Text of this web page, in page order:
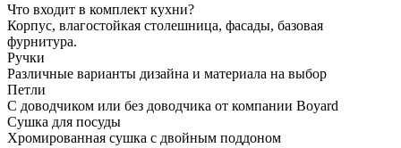
Что входит в комплект кухни?
Корпус, влагостойкая столешница, фасады, базовая
фурнитура.
Ручки
Различные варианты дизайна и материала на выбор
Петли
С доводчиком или без доводчика от компании Boyard
Сушка для посуды
Хромированная сушка с двойным поддоном